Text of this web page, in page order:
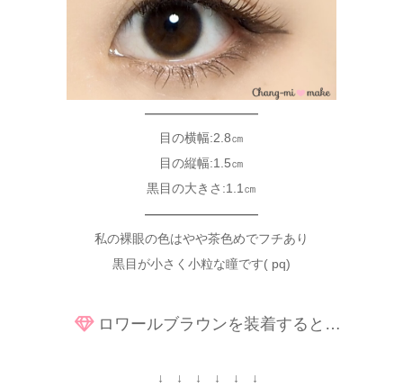
—————————
目の横幅:2.8㎝
目の縦幅:1.5㎝
黒目の大きさ:1.1㎝
—————————
私の裸眼の色はやや茶色めでフチあり
黒目が小さく小粒な瞳です( pq)
ロワールブラウンを装着すると…
↓ ↓ ↓ ↓ ↓ ↓